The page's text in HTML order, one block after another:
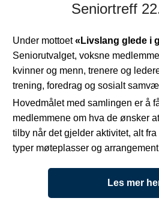
Seniortreff
Under mottoet «Livslang glede i
Seniorutvalget, voksne
kvinner og menn, trenere og
trening, foredrag og sosialt
Hovedmålet med samlingen er å
medlemmene om hva de ønsker
tilby når det gjelder aktivitet, alt
typer møteplasser og
Les mer